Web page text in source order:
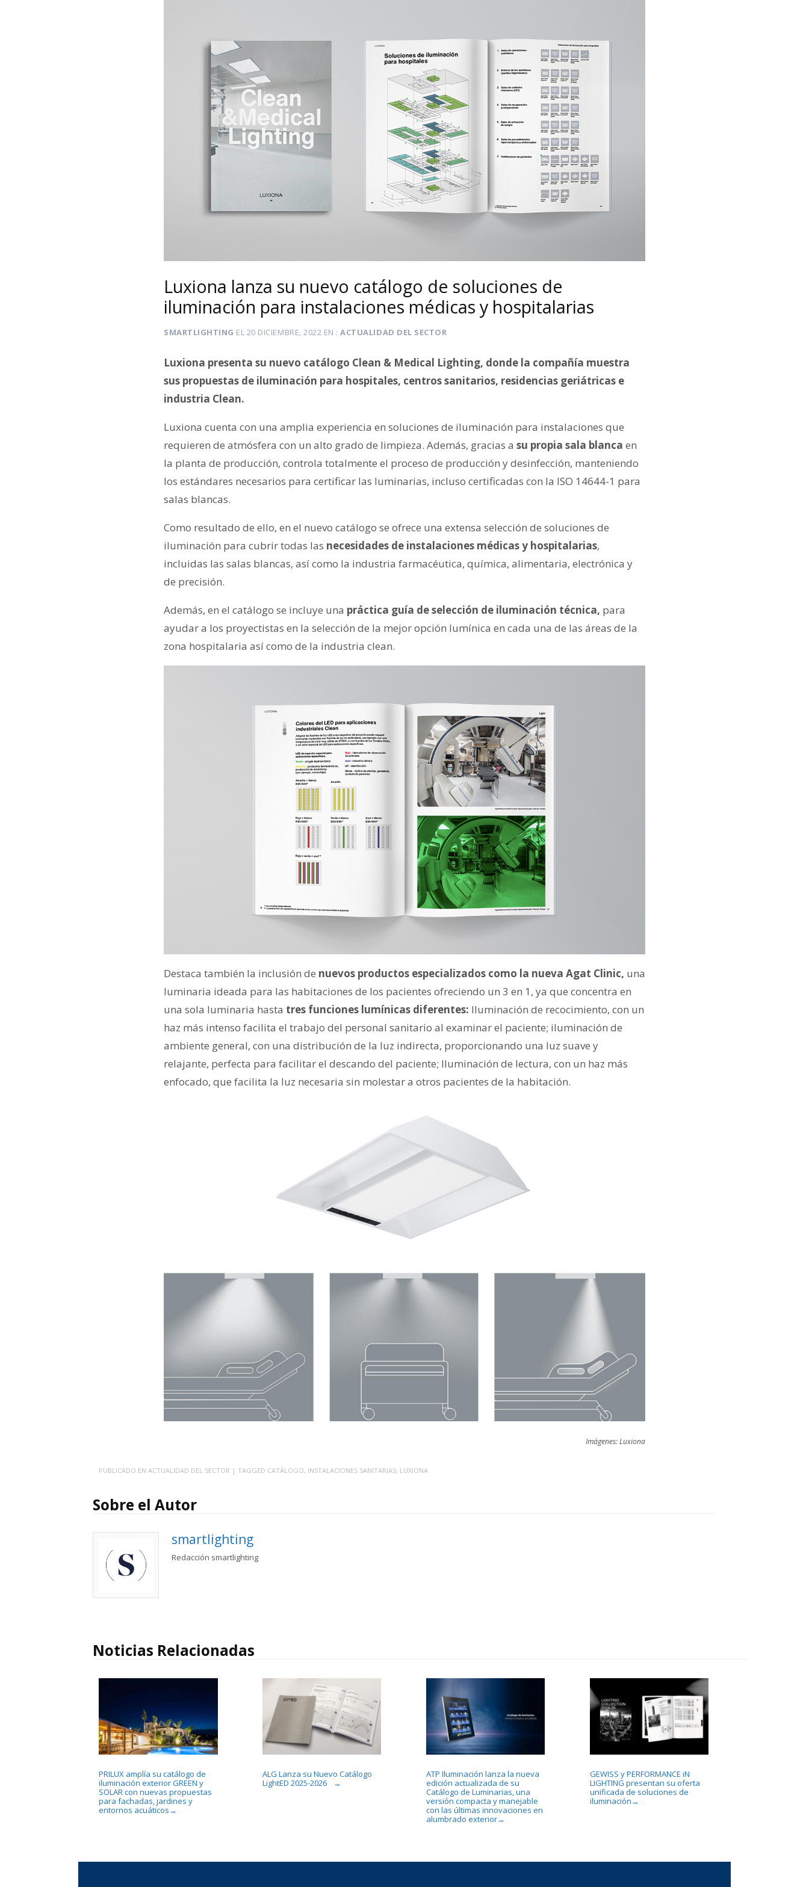
Luxiona lanza su nuevo catálogo de soluciones de
iluminación para instalaciones médicas y hospitalarias
SMARTLIGHTING EL 20 DICIEMBRE, 2022 EN ACTUALIDAD DEL SECTOR
Luxiona presenta su nuevo catálogo Clean & Medical Lighting, donde la compañía muestra
sus propuestas de iluminación para hospitales, centros sanitarios, residencias geriátricas e
industria Clean.
Luxiona cuenta con una amplia experiencia en soluciones de iluminación para instalaciones que
requieren de atmósfera con un alto grado de limpieza. Además, gracias a su propia sala blanca en
la planta de producción, controla totalmente el proceso de producción y desinfección, manteniendo
los estándares necesarios para certificar las luminarias, incluso certificadas con la ISO 14644-1 para
salas blancas.
Como resultado de ello, en el nuevo catálogo se ofrece una extensa selección de soluciones de
iluminación para cubrir todas las necesidades de instalaciones médicas y hospitalarias,
incluidas las salas blancas, así como la industria farmacéutica, química, alimentaria, electrónica y
de precisión.
Además, en el catálogo se incluye una práctica guía de selección de iluminación técnica, para
ayudar a los proyectistas en la selección de la mejor opción lumínica en cada una de las áreas de la
zona hospitalaria así como de la industria clean.
Destaca también la inclusión de nuevos productos especializados como la nueva Agat Clinic, una
luminaria ideada para las habitaciones de los pacientes ofreciendo un 3 en 1, ya que concentra en
una sola luminaria hasta tres funciones lumínicas diferentes: Iluminación de recocimiento, con un
haz más intenso facilita el trabajo del personal sanitario al examinar el paciente; iluminación de
ambiente general, con una distribución de la luz indirecta, proporcionando una luz suave y
relajante, perfecta para facilitar el descando del paciente; Iluminación de lectura, con un haz más
enfocado, que facilita la luz necesaria sin molestar a otros pacientes de la habitación.
Imágenes: Luxiona
PUBLICADO EN ACTUALIDAD DEL SECTOR | TAGGED CATÁLOGO, INSTALACIONES SANITARIAS, LUXIONA
Sobre el Autor
smartlighting
Redacción smartlighting
Noticias Relacionadas
PRILUX amplía su catálogo de
iluminación exterior GREEN y
SOLAR con nuevas propuestas
para fachadas, jardines y
entornos acuáticos →
ALG Lanza su Nuevo Catálogo
LightED 2025-2026
→
ATP Iluminación lanza la nueva
edición actualizada de su
Catálogo de Luminarias, una
versión compacta y manejable
con las últimas innovaciones en
alumbrado exterior→
GEWISS y PERFORMANCE iN
LIGHTING presentan su oferta
unificada de soluciones de
iluminación →